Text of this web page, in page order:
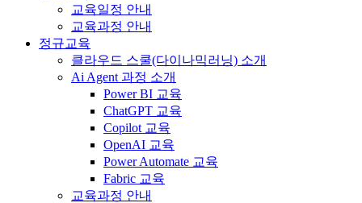
교육일정 안내
교육과정 안내
정규교육
클라우드 스쿨(다이나믹러닝) 소개
Ai Agent 과정 소개
Power BI 교육
ChatGPT 교육
Copilot 교육
OpenAI 교육
Power Automate 교육
Fabric 교육
교육과정 안내